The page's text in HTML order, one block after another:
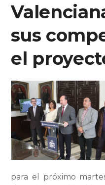
sus
el
para el próximo